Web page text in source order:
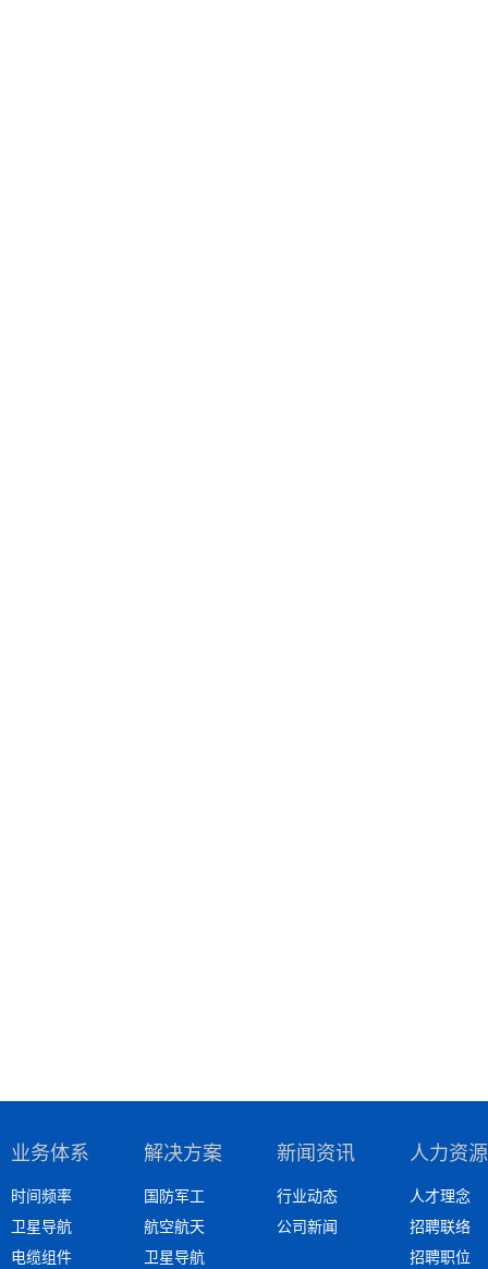
业务体系
时间频率
卫星导航
电缆组件
解决方案
国防军工
航空航天
卫星导航
新闻资讯
行业动态
公司新闻
人力资源
人才理念
招聘联络
招聘职位